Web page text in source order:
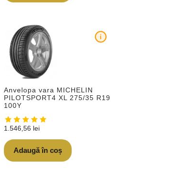
Anvelopa vara MICHELIN
PILOTSPORT4 XL 275/35 R19
100Y
i
1.546,56 lei
Adaugă în coș